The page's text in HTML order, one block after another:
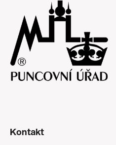
Kontakt